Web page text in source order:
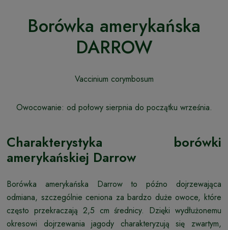
Borówka amerykańska
DARROW
Vaccinium corymbosum
Owocowanie: od połowy sierpnia do początku września.
Charakterystyka borówki
amerykańskiej Darrow
Borówka amerykańska Darrow to późno dojrzewająca
odmiana, szczególnie ceniona za bardzo duże owoce, które
często przekraczają 2,5 cm średnicy. Dzięki wydłużonemu
okresowi dojrzewania jagody charakteryzują się zwartym,